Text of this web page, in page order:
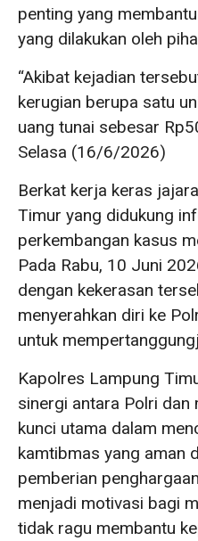
penting yang
yang dilakukan oleh
“Akibat kejadian
kerugian berupa satu
uang tunai sebesar
Selasa (16/6/2026)
Berkat kerja keras
Timur yang didukung
perkembangan kasus
Pada Rabu, 10 Juni
dengan kekerasan
menyerahkan diri ke
untuk
Kapolres Lampung
sinergi antara Polri dan
kunci utama dalam
kamtibmas yang aman
pemberian
menjadi motivasi bagi
tidak ragu membantu